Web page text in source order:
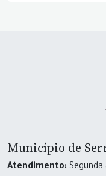
Município de
Atendimento: